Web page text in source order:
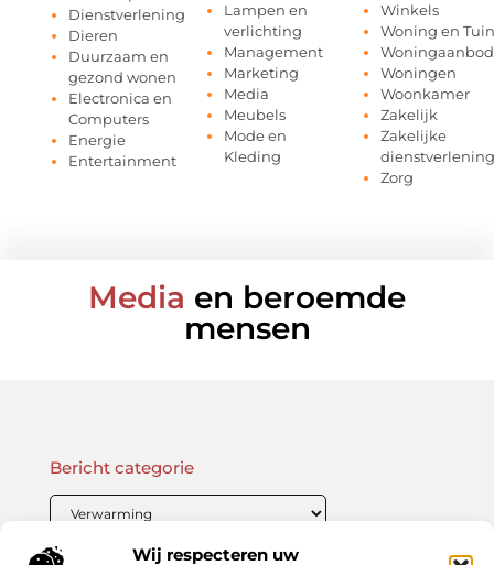
Wij respecteren uw
Dienstverlening
Dieren
Duurzaam en
gezond wonen
Electronica en
Computers
Energie
Entertainment
Lampen en
verlichting
Management
Marketing
Media
Meubels
Mode en
Kleding
Winkels
Woning en Tuin
Woningaanbod
Woningen
Woonkamer
Zakelijk
Zakelijke
dienstverlening
Zorg
Media en beroemde
mensen
Bericht categorie